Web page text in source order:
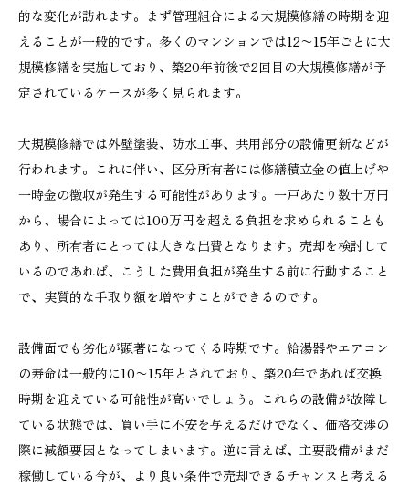
的な変化が訪れます。まず管理組合による大規模修繕の時期を迎
えることが一般的です。多くのマンションでは12〜15年ごとに大
規模修繕を実施しており、築20年前後で2回目の大規模修繕が予
定されているケースが多く見られます。
大規模修繕では外壁塗装、防水工事、共用部分の設備更新などが
行われます。これに伴い、区分所有者には修繕積立金の値上げや
一時金の徴収が発生する可能性があります。一戸あたり数十万円
から、場合によっては100万円を超える負担を求められることも
あり、所有者にとっては大きな出費となります。売却を検討して
いるのであれば、こうした費用負担が発生する前に行動すること
で、実質的な手取り額を増やすことができるのです。
設備面でも劣化が顕著になってくる時期です。給湯器やエアコン
の寿命は一般的に10〜15年とされており、築20年であれば交換
時期を迎えている可能性が高いでしょう。これらの設備が故障し
ている状態では、買い手に不安を与えるだけでなく、価格交渉の
際に減額要因となってしまいます。逆に言えば、主要設備がまだ
稼働している今が、より良い条件で売却できるチャンスと考える